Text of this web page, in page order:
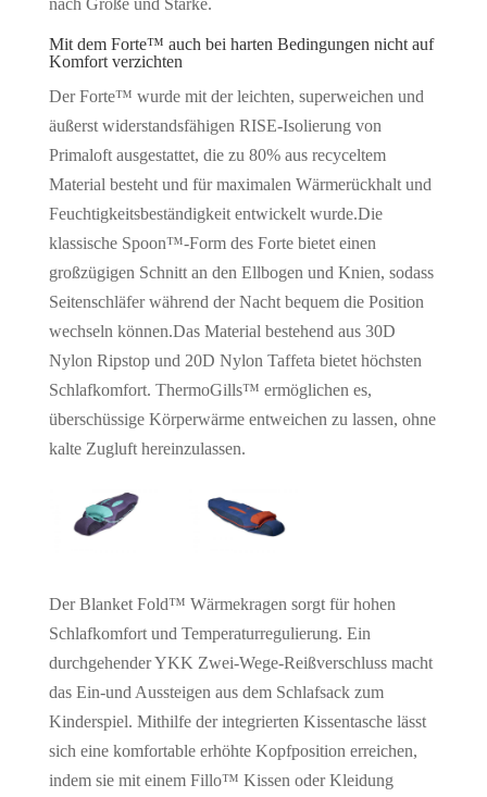
nach Größe und Stärke.
Mit dem Forte™ auch bei harten Bedingungen nicht auf
Komfort verzichten
Der Forte™ wurde mit der leichten, superweichen und
äußerst widerstandsfähigen RISE-Isolierung von
Primaloft ausgestattet, die zu 80% aus recyceltem
Material besteht und für maximalen Wärmerückhalt und
Feuchtigkeitsbeständigkeit entwickelt wurde.Die
klassische Spoon™-Form des Forte bietet einen
großzügigen Schnitt an den Ellbogen und Knien, sodass
Seitenschläfer während der Nacht bequem die Position
wechseln können.Das Material bestehend aus 30D
Nylon Ripstop und 20D Nylon Taffeta bietet höchsten
Schlafkomfort. ThermoGills™ ermöglichen es,
überschüssige Körperwärme entweichen zu lassen, ohne
kalte Zugluft hereinzulassen.
Der Blanket Fold™ Wärmekragen sorgt für hohen
Schlafkomfort und Temperaturregulierung. Ein
durchgehender YKK Zwei-Wege-Reißverschluss macht
das Ein-und Aussteigen aus dem Schlafsack zum
Kinderspiel. Mithilfe der integrierten Kissentasche lässt
sich eine komfortable erhöhte Kopfposition erreichen,
indem sie mit einem Fillo™ Kissen oder Kleidung